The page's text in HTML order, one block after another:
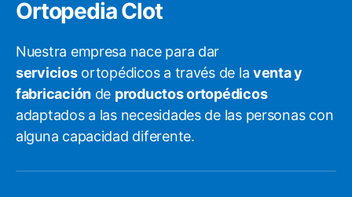
Ortopedia Clot
Nuestra empresa nace para dar
serviciosortopédicos a través de laventa y
fabricación de productos ortopédicos
adaptados a las necesidades de las personas con
alguna capacidad diferente.